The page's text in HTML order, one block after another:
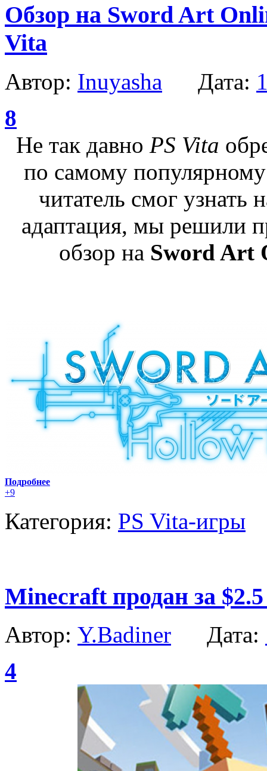
Обзор на Sword Art
Vita
Автор: Inuyasha Дата:
8
Не так давно PS Vita
по самому
читатель смог
адаптация, мы решили
обзор на Sword Art
Подробнее
+9
Категория: PS Vita-игры
Minecraft продан за
Автор: Y.Badiner Дата:
4